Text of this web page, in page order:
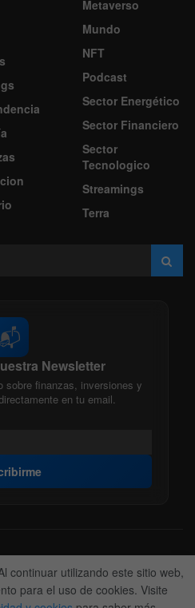
Metaverso
Mundo
NFT
Podcast
Sector Energético
Sector Financiero
Sector
Tecnologico
Streamings
Terra
Newsletter
sobre finanzas, inversiones y
en tu email.
Nuestro Equipo
continuar utilizando este sitio web,
para el uso de cookies. Visite